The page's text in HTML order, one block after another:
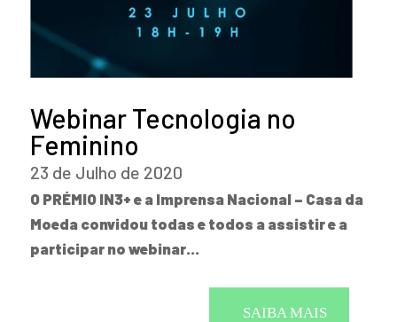
Webinar Tecnologia no
Feminino
23 de Julho de 2020
O PRÉMIO IN3+ e a Imprensa Nacional – Casa da
Moeda convidou todas e todos a assistir e a
participar no webinar…
SAIBA MAIS